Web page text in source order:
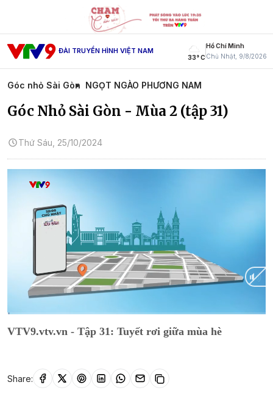
ĐÀI TRUYỀN HÌNH VIỆT NAM
33° C
Hồ Chí Minh
Chủ Nhật, 9/8/2026
Góc nhỏ Sài Gòn NGỌT NGÀO PHƯƠNG NAM
Góc Nhỏ Sài Gòn - Mùa 2 (tập 31)
Thứ Sáu, 25/10/2024
VTV9.vtv.vn - Tập 31: Tuyết rơi giữa mùa hè
Share: